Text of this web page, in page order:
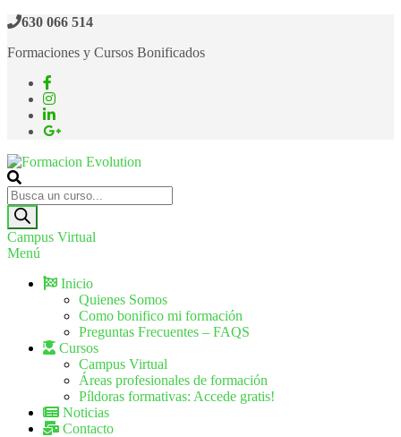
Saltar
contenido
630 066 514
Formaciones y Cursos Bonificados
Formacion Evolution
Cursos de formación continua
Búsqueda
de
productos
Campus Virtual
Menú
Inicio
Quienes Somos
Como bonifico mi formación
Preguntas Frecuentes – FAQS
Cursos
Campus Virtual
Áreas profesionales de formación
Píldoras formativas: Accede gratis!
Noticias
Contacto